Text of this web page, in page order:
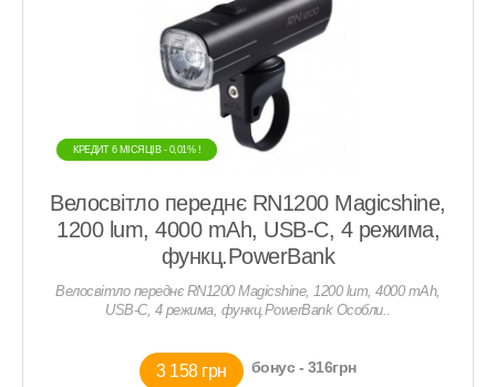
КРЕДИТ 6 МIСЯЦIВ - 0,01% !
КРЕДИТ 6 МIСЯЦIВ - 0,01% !
Велосвітло переднє RN1200 Magicshine,
1200 lum, 4000 mAh, USB-C, 4 режима,
функц.PowerBank
Велосвітло переднє RN1200 Magicshine, 1200 lum, 4000 mAh,
USB-C, 4 режима, функц.PowerBank Особли..
3 158 грн бонус - 316грн